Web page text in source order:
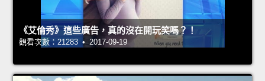
《艾倫秀》這些廣告，真的沒在開玩笑嗎？！
觀看次數：21283 • 2017-09-19